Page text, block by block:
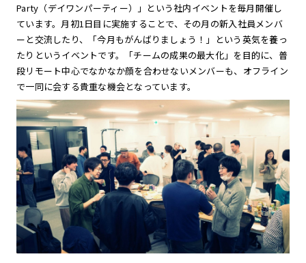
Party（デイワンパーティー）」という社内イベントを毎月開催し
ています。月初1日目に実施することで、その月の新入社員メンバ
ーと交流したり、「今月もがんばりましょう！」という英気を養っ
たりというイベントです。「チームの成果の最大化」を目的に、普
段リモート中心でなかなか顔を合わせないメンバーも、オフライン
で一同に会する貴重な機会となっています。